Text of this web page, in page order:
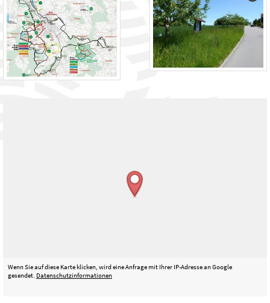
Wenn Sie auf diese Karte klicken, wird eine Anfrage mit Ihrer IP-Adresse an Google
gesendet. Datenschutzinformationen